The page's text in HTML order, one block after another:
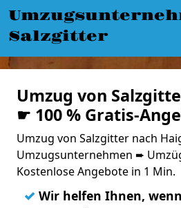
Salzgitter
Umzug von
☛ 100 % Gratis-
Umzug von Salzgitter nach
Umzugsunternehmen ➨
Kostenlose Angebote in 1 Min.
✓ Wir helfen Ihnen,